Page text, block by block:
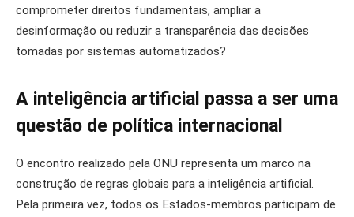
comprometer direitos fundamentais, ampliar a
desinformação ou reduzir a transparência das decisões
tomadas por sistemas automatizados?
A inteligência artificial passa a ser uma
questão de política internacional
O encontro realizado pela ONU representa um marco na
construção de regras globais para a inteligência artificial.
Pela primeira vez, todos os Estados-membros participam de